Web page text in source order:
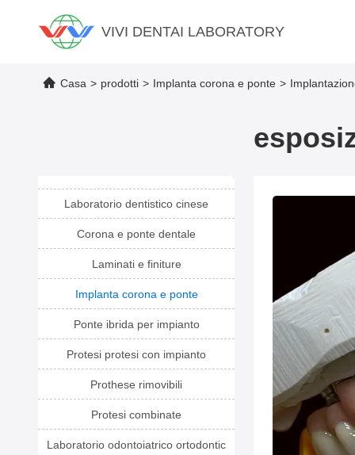
VIVI DENTAI LABORATORY
Casa > prodotti > Implanta corona e ponte >
Laboratorio dentistico cinese
Corona e ponte dentale
Laminati e finiture
Implanta corona e ponte
Ponte ibrida per impianto
Protesi protesi con impianto
Prothese rimovibili
Protesi combinate
Laboratorio odontoiatrico ortodontic